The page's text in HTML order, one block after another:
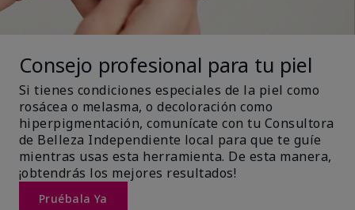
Consejo profesional para tu piel
Si tienes condiciones especiales de la piel como
rosácea o melasma, o decoloración como
hiperpigmentación, comunícate con tu Consultora
de Belleza Independiente local para que te guíe
mientras usas esta herramienta. De esta manera,
¡obtendrás los mejores resultados!
Pruébala Ya